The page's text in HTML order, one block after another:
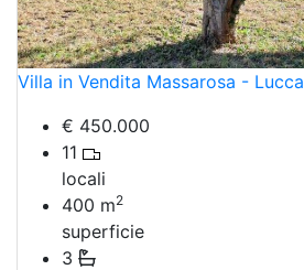
Villa in Vendita Massarosa - Lucca
€ 450.000
11
locali
400 m2
superficie
3